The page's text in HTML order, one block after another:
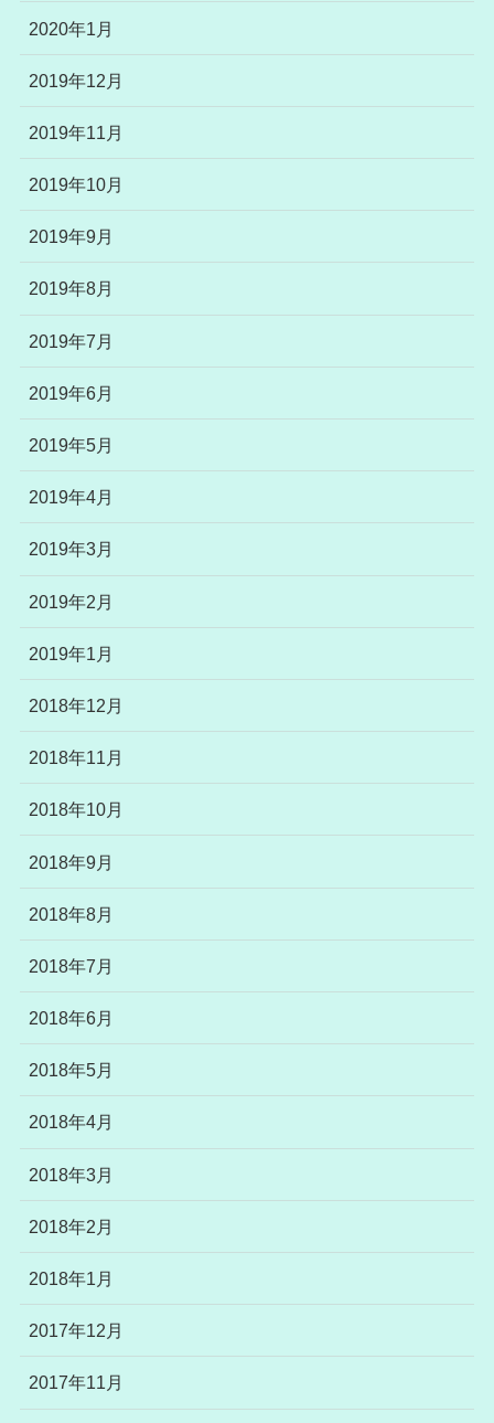
2020年1月
2019年12月
2019年11月
2019年10月
2019年9月
2019年8月
2019年7月
2019年6月
2019年5月
2019年4月
2019年3月
2019年2月
2019年1月
2018年12月
2018年11月
2018年10月
2018年9月
2018年8月
2018年7月
2018年6月
2018年5月
2018年4月
2018年3月
2018年2月
2018年1月
2017年12月
2017年11月